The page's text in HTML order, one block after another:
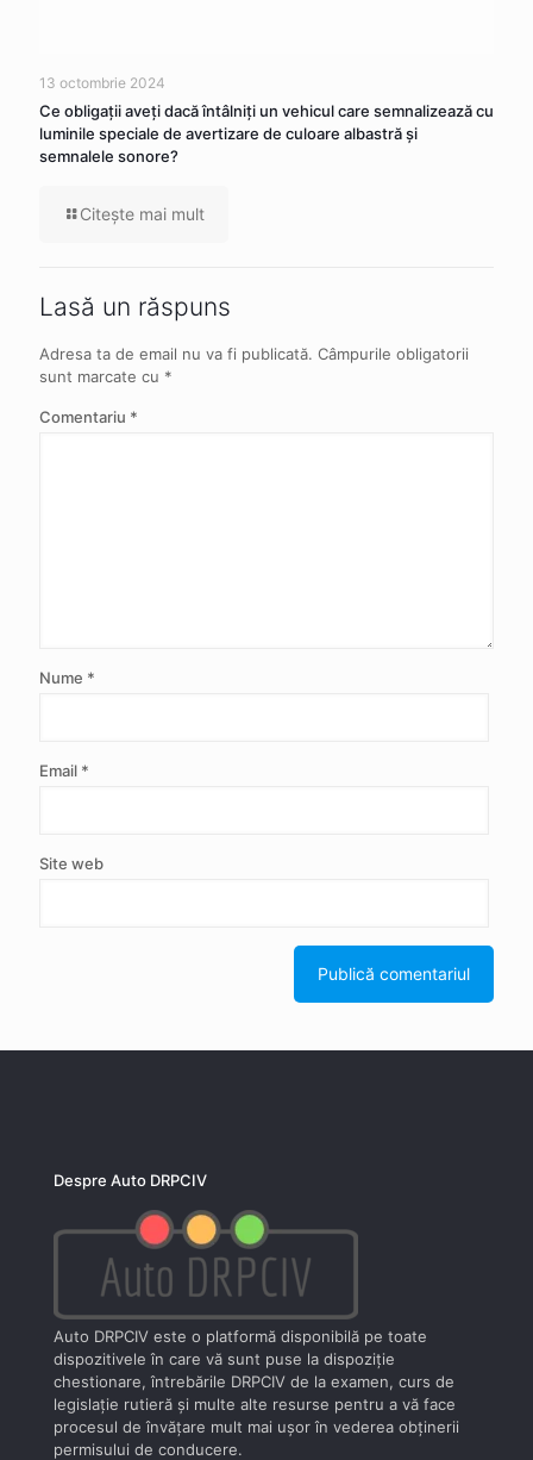
13 octombrie 2024
Ce obligaţii aveţi dacă întâlniţi un vehicul care semnalizează cu
luminile speciale de avertizare de culoare albastră şi
semnalele sonore?
Citeşte mai mult
Lasă un răspuns
Adresa ta de email nu va fi publicată. Câmpurile obligatorii
sunt marcate cu *
Comentariu *
Nume *
Email *
Site web
Despre Auto DRPCIV
Auto DRPCIV este o platformă disponibilă pe toate
dispozitivele în care vă sunt puse la dispoziţie
chestionare, întrebările DRPCIV de la examen, curs de
legislaţie rutieră şi multe alte resurse pentru a vă face
procesul de învăţare mult mai uşor în vederea obţinerii
permisului de conducere.